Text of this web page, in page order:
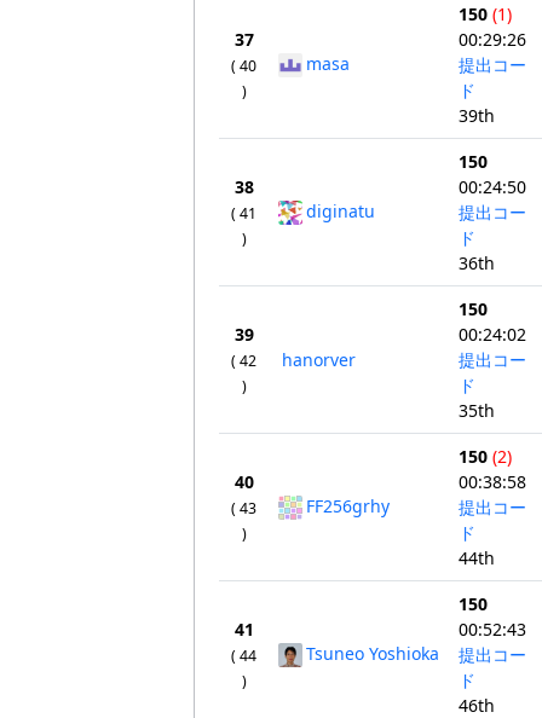
37
( 40
)
masa
150 (1)
00:29:26
提出コー
ド
39th
38
( 41
)
diginatu
150
00:24:50
提出コー
ド
36th
39
( 42
)
hanorver
150
00:24:02
提出コー
ド
35th
40
( 43
)
FF256grhy
150 (2)
00:38:58
提出コー
ド
44th
41
( 44
)
Tsuneo Yoshioka
150
00:52:43
提出コー
ド
46th